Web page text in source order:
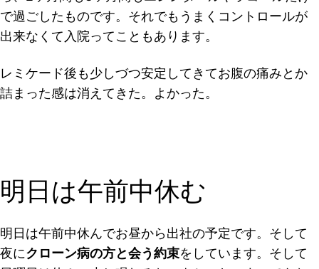
で過ごしたものです。それでもうまくコントロールが
出来なくて入院ってこともあります。
レミケード後も少しづつ安定してきてお腹の痛みとか
詰まった感は消えてきた。よかった。
明日は午前中休む
明日は午前中休んでお昼から出社の予定です。そして
夜にクローン病の方と会う約束をしています。そして